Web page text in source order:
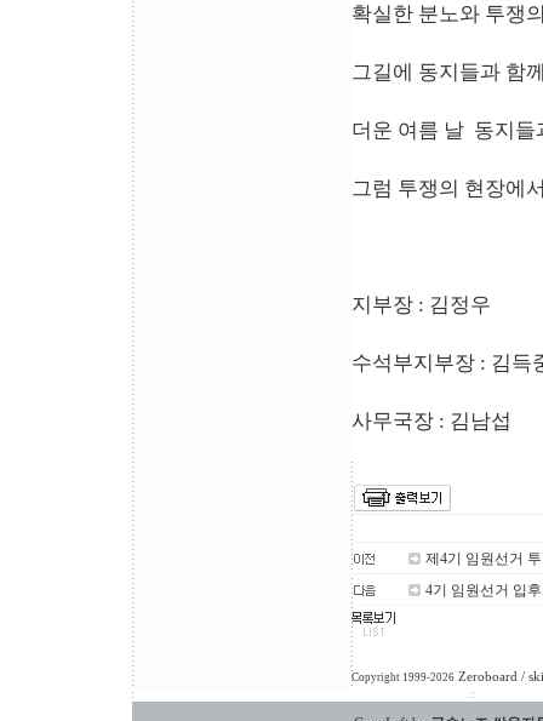
확실한 분노와 투쟁
그길에 동지들과 함
더운 여름 날 동지들
그럼 투쟁의 현장에
지부장 : 김정우
수석부지부장 : 김득
사무국장 : 김남섭
제4기 임원선거
4기 임원선거 입
Copyright 1999-2026 Zeroboard /